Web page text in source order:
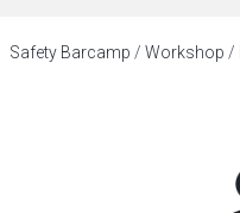
Safety Barcamp / Workshop /